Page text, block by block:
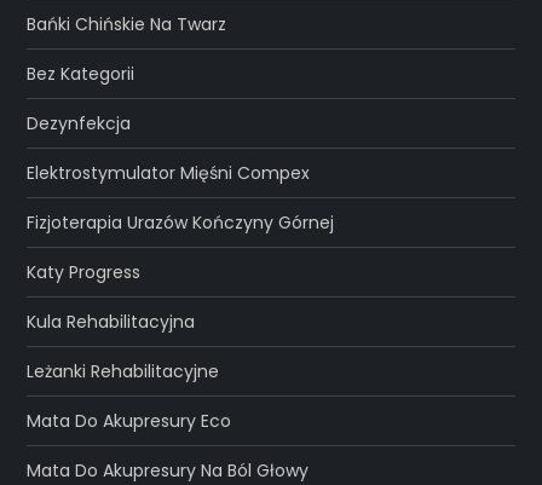
Bańki Chińskie Na Twarz
Bez Kategorii
Dezynfekcja
Elektrostymulator Mięśni Compex
Fizjoterapia Urazów Kończyny Górnej
Katy Progress
Kula Rehabilitacyjna
Leżanki Rehabilitacyjne
Mata Do Akupresury Eco
Mata Do Akupresury Na Ból Głowy